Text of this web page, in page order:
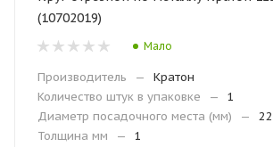
(10702019)
Мало
Производитель —
Кратон
Количество штук в упаковке
—
1
Диаметр посадочного места (мм)
—
Толщина мм
—
1